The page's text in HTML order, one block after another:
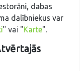
dabas
dalībniekus var
" vai "Karte".